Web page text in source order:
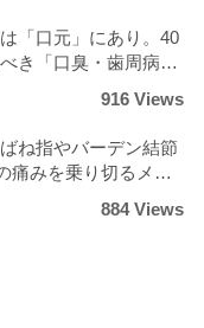
「口元」にあり。40
き「口臭・歯周病ゼ
916 Views
ね指やバーデン結節
痛みを乗り切るメン
884 Views